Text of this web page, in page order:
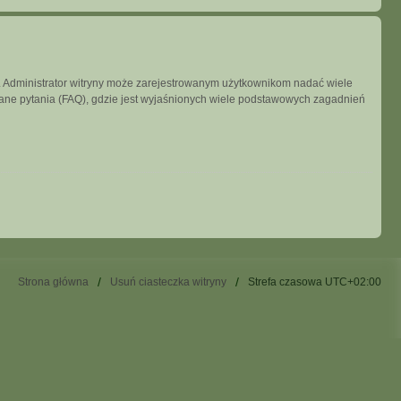
witryny może zarejestrowanym użytkownikom nadać wiele
pytania (FAQ), gdzie jest wyjaśnionych wiele podstawowych zagadnień
Strona główna Usuń ciasteczka witryny Strefa czasowa UTC+02:00